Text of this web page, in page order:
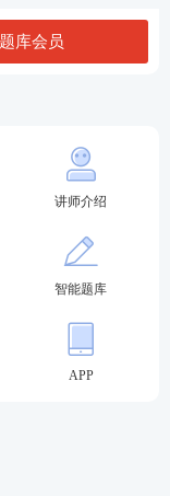
52天
41天
高级经济师查分
库会员
讲师介绍
智能题库
APP